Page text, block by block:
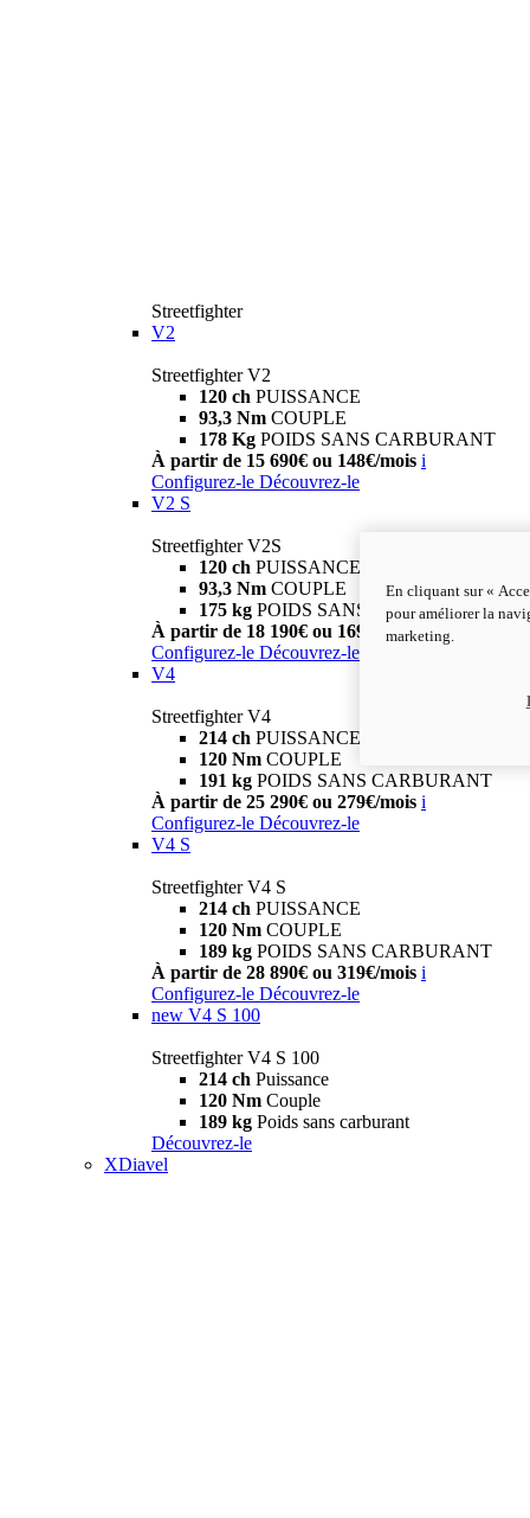
Streetfighter
V2
Streetfighter V2
120 ch PUISSANCE
93,3 Nm COUPLE
178 Kg POIDS SANS CARBURANT
À partir de 15 690€ ou 148€/mois i
Configurez-le Découvrez-le
V2 S
Streetfighter V2S
120 ch PUISSANCE
93,3 Nm COUPLE
175 kg POIDS SANS CARBURANT
À partir de 18 190€ ou 169€/mois i
Configurez-le Découvrez-le
V4
Streetfighter V4
214 ch PUISSANCE
120 Nm COUPLE
191 kg POIDS SANS CARBURANT
À partir de 25 290€ ou 279€/mois i
Configurez-le Découvrez-le
V4 S
Streetfighter V4 S
214 ch PUISSANCE
120 Nm COUPLE
189 kg POIDS SANS CARBURANT
À partir de 28 890€ ou 319€/mois i
Configurez-le Découvrez-le
new V4 S 100
Streetfighter V4 S 100
214 ch Puissance
120 Nm Couple
189 kg Poids sans carburant
Découvrez-le
XDiavel
En cliquant sur «
pour améliorer la
marketing.